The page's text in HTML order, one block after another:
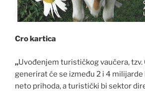
Cro kartica
„U​vođenjem turističkog vaučera, tzv.
generirat će se između 2 i 4
neto prihoda, a turistički bi sektor